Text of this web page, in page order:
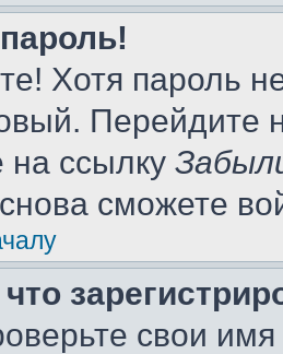
Хотя пароль
Перейдите
на ссылку
сможете
свои